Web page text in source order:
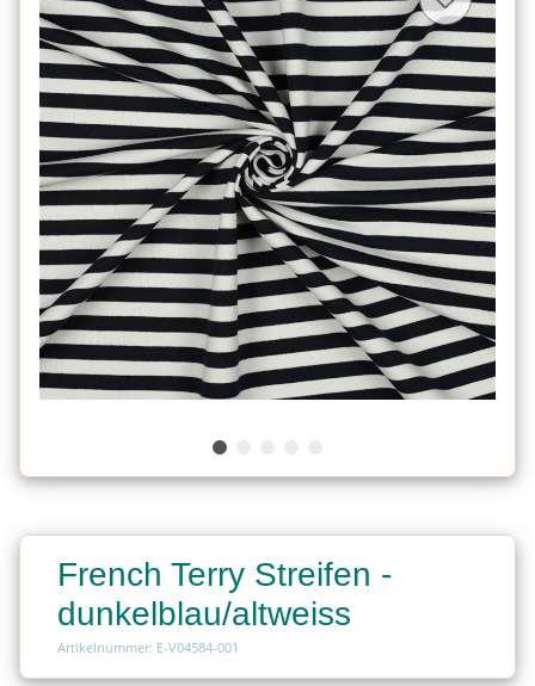
French Terry Streifen -
dunkelblau/altweiss
Artikelnummer: E-V04584-001